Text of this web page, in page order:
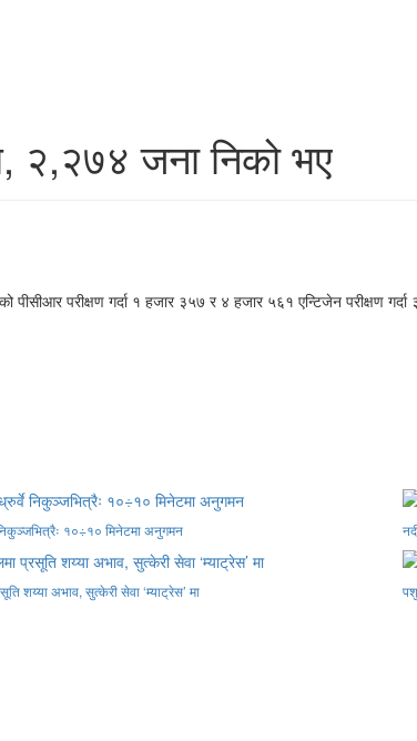
२,२७४ जना निको भए
परीक्षण गर्दा १ हजार ३५७ र ४ हजार ५६१ एन्टिजेन परीक्षण
निकुञ्जभित्रैः १०÷१० मिनेटमा अनुगमन
शय्या अभाव, सुत्केरी सेवा ‘म्याट्रेस’ मा